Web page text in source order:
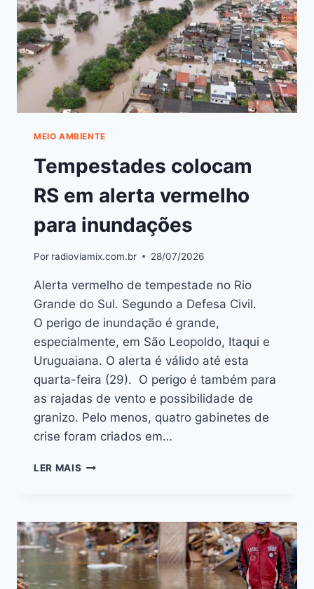
MEIO AMBIENTE
Tempestades colocam
RS em alerta vermelho
para inundações
Por radioviamix.com.br 28/07/2026
Alerta vermelho de tempestade no Rio
Grande do Sul. Segundo a Defesa Civil.
O perigo de inundação é grande,
especialmente, em São Leopoldo, Itaqui e
Uruguaiana. O alerta é válido até esta
quarta-feira (29). O perigo é também para
as rajadas de vento e possibilidade de
granizo. Pelo menos, quatro gabinetes de
crise foram criados em…
LER MAIS